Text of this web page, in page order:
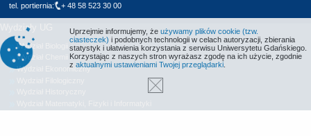
tel. portiernia:
+ 48 58 523 30 00
Wydziały UG
Wydział Biologii
Wydział Chemii
Wydział Ekonomiczny
Uprzejmie informujemy, że używamy plików cookie (tzw.
ciasteczek) i podobnych technologii w celach autoryzacji, zbierania
statystyk i ułatwienia korzystania z serwisu Uniwersytetu Gdańskiego.
Korzystając z naszych stron wyrażasz zgodę na ich użycie, zgodnie
z aktualnymi ustawieniami Twojej przeglądarki